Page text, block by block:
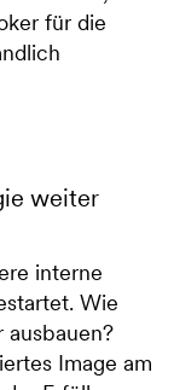
für die
weiter
interne
Wie
Image am